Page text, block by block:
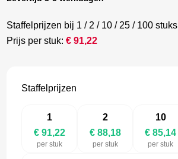
Staffelprijzen bij 1 / 2 / 10 / 25 / 100 stuks
Prijs per stuk:€91,22
Staffelprijzen
1
€ 91,22
per stuk
2
€ 88,18
per stuk
10
€ 85,14
per stuk